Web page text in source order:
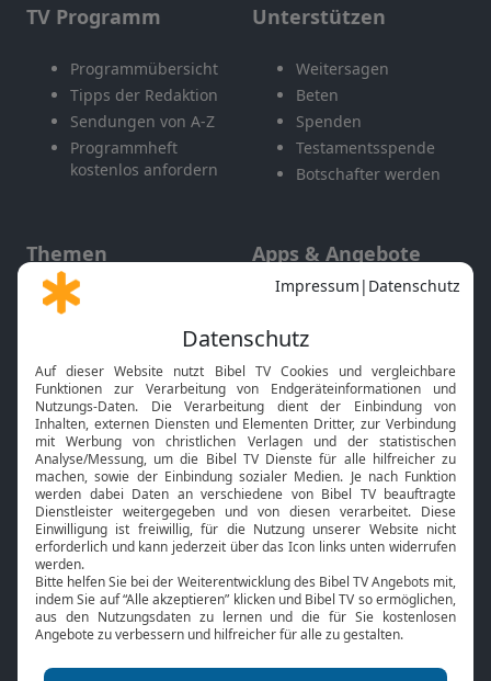
TV Programm
Programmübersicht
Tipps der Redaktion
Sendungen von A-Z
Programmheft
kostenlos anfordern
Unterstützen
Weitersagen
Beten
Spenden
Testamentsspende
Botschafter werden
Themen
Gott und Bibel erklärt
Neuigkeiten
Apps & Angebote
Mobile App
Smart TV
HbbTV
Bibelthek Online-Bibel
Nächster Gottesdienst
Bibel TV
Über uns
Jobs
Mediadaten
Service
Kontakt
TV-Empfang